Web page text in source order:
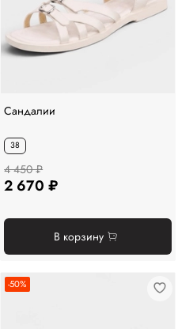
Сандалии
38
4 450 ₽
2 670 ₽
В корзину
-50%